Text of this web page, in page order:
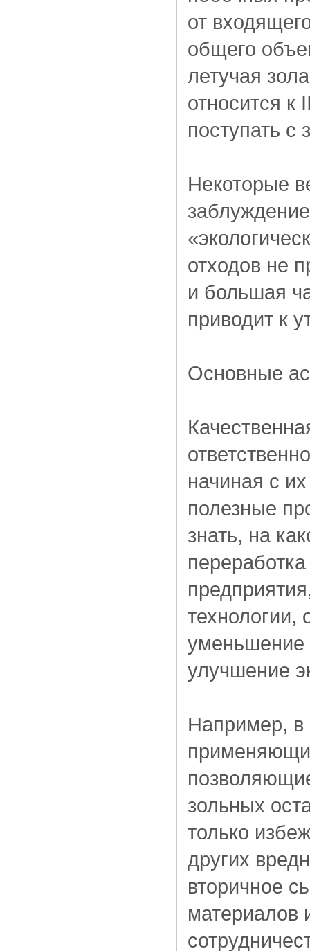
от
общего
летучая
относится к
поступать с
Некоторые
отходов не
и большая
приводит к
Основные
начиная с
полезные
знать, на
технологии,
уменьшение
улучшение
Например, в
зольных
только
других
вторичное
материалов